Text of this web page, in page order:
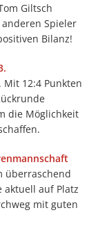
Giltsch
Spieler
Bilanz!
. Mit 12:4 Punkten
die Möglichkeit
überraschend
auf Platz
mit guten